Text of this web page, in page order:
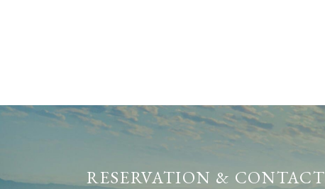
RESERVATION & CONTACT